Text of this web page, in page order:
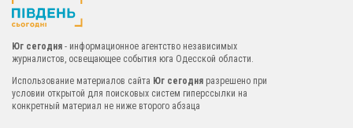
Юг сегодня - информационное агентство независимых
журналистов, освещающее события юга Одесской области.
Использование материалов сайта Юг сегодня разрешено при
условии открытой для поисковых систем гиперссылки на
конкретный материал не ниже второго абзаца